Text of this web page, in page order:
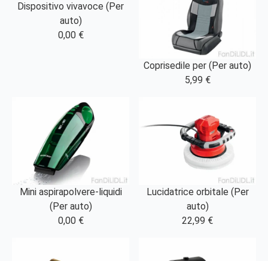
Dispositivo vivavoce (Per
auto)
0,00 €
Coprisedile per (Per auto)
5,99 €
Mini aspirapolvere-liquidi
(Per auto)
0,00 €
Lucidatrice orbitale (Per
auto)
22,99 €